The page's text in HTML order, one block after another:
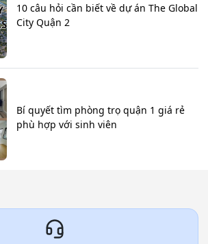
10 câu hỏi cần biết về dự án The Global
City Quận 2
Bí quyết tìm phòng trọ quận 1 giá rẻ
phù hợp với sinh viên